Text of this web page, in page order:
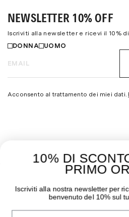
NEWSLETTER 10% OFF
Iscriviti alla newsletter e ricevi il 10%
DONNA
UOMO
Acconsento al trattamento dei miei dati.
THE MOODER
10% DI
PRIMO
Iscriviti alla nostra newsletter per
benvenuto del 10% sul
Nome